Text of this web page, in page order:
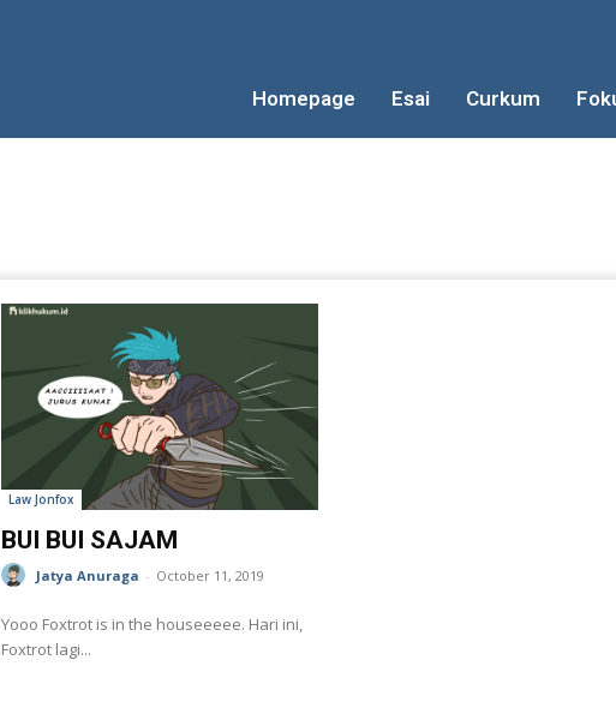
Homepage Esai Curkum
Law Jonfox
BUI BUI SAJAM
Jatya Anuraga - October 11, 2019
Yooo Foxtrot is in the houseeeee. Hari ini,
Foxtrot lagi...